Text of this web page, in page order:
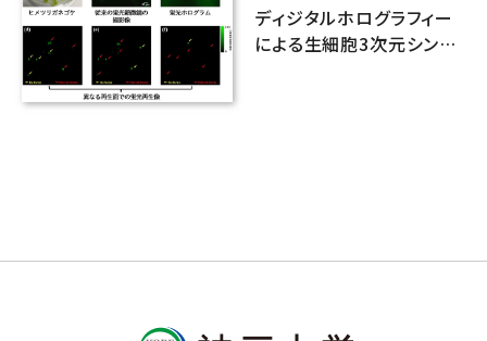
ディジタルホログラフィー
による生細胞3次元シング